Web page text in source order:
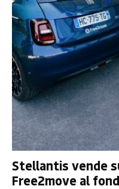
Stellantis vende
Free2move al